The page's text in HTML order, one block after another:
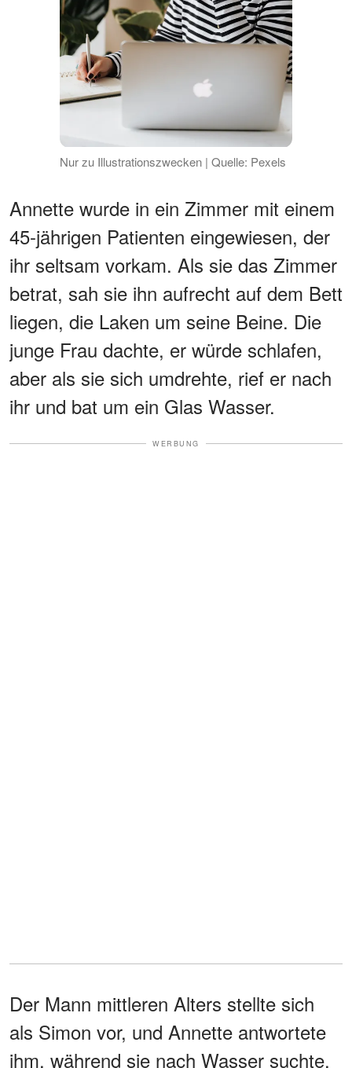
Nur zu Illustrationszwecken | Quelle: Pexels
Annette wurde in ein Zimmer mit einem
45-jährigen Patienten eingewiesen, der
ihr seltsam vorkam. Als sie das Zimmer
betrat, sah sie ihn aufrecht auf dem Bett
liegen, die Laken um seine Beine. Die
junge Frau dachte, er würde schlafen,
aber als sie sich umdrehte, rief er nach
ihr und bat um ein Glas Wasser.
WERBUNG
Der Mann mittleren Alters stellte sich
als Simon vor, und Annette antwortete
ihm, während sie nach Wasser suchte.